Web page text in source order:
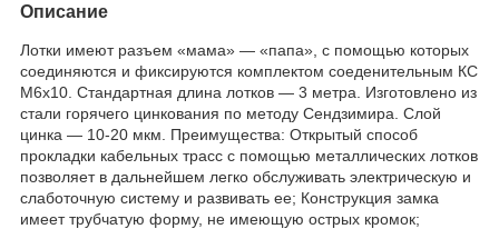
Описание
Лотки имеют разъем «мама» — «папа», с помощью которых
соединяются и фиксируются комплектом соеденительным КС
М6х10. Стандартная длина лотков — 3 метра. Изготовлено из
стали горячего цинкования по методу Сендзимира. Слой
цинка — 10-20 мкм. Преимущества: Открытый способ
прокладки кабельных трасс с помощью металлических лотков
позволяет в дальнейшем легко обслуживать электрическую и
слаботочную систему и развивать ее; Конструкция замка
имеет трубчатую форму, не имеющую острых кромок;